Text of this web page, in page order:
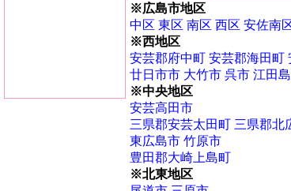
※広島市地区
中区 東区 南区 西区 安佐南
※西地区
安芸郡府中町 安芸郡海田町
廿日市市 大竹市 呉市 江田
※中央地区
安芸高田市
三県郡安芸太田町 三県郡北
東広島市 竹原市
豊田郡大崎上島町
※北東地区